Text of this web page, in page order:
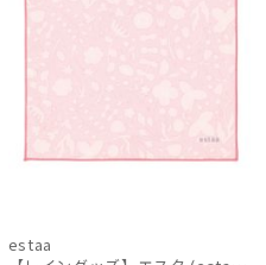
estaa